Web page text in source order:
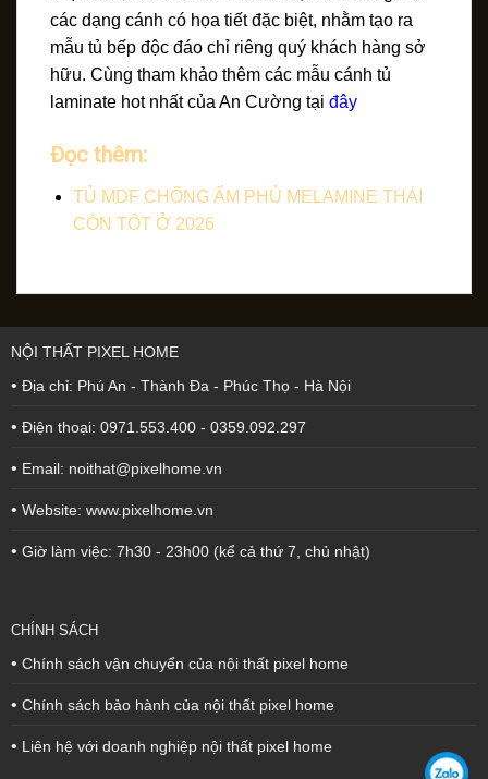
các dạng cánh có họa tiết đặc biệt, nhằm tạo ra
mẫu tủ bếp độc đáo chỉ riêng quý khách hàng sở
hữu. Cùng tham khảo thêm các mẫu cánh tủ
laminate hot nhất của An Cường tại đây
Đọc thêm:
TỦ MDF CHỐNG ẨM PHỦ MELAMINE THÁI
CÒN TỐT Ở 2026
NỘI THẤT PIXEL HOME
• Địa chỉ: Phú An - Thành Đa - Phúc Thọ - Hà Nội
• Điện thoại: 0971.553.400 - 0359.092.297
• Email: noithat@pixelhome.vn
• Website: www.pixelhome.vn
• Giờ làm việc: 7h30 - 23h00 (kể cả thứ 7, chủ nhật)
CHÍNH SÁCH
• Chính sách vận chuyển của nội thất pixel home
• Chính sách bảo hành của nội thất pixel home
• Liên hệ với doanh nghiệp nội thất pixel home